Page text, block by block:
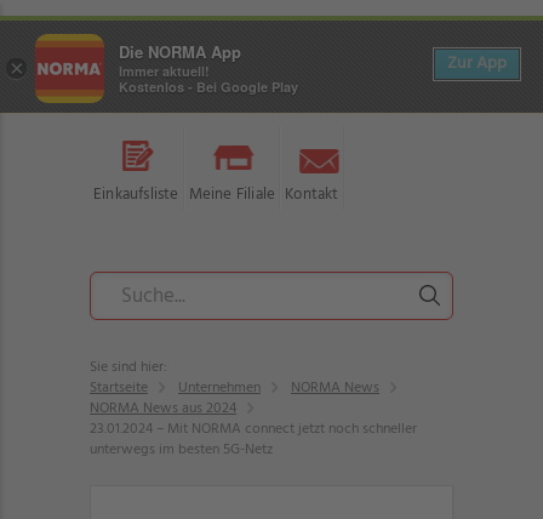
Einkaufsliste Meine Filiale Kontakt
Sie sind hier:
Startseite
Unternehmen
NORMA News
NORMA News aus 2024
23.01.2024 – Mit NORMA connect jetzt noch schneller
unterwegs im besten 5G-Netz
×
Die NORMA App
Immer aktuell!
Kostenlos - Bei Google Play
Zur App